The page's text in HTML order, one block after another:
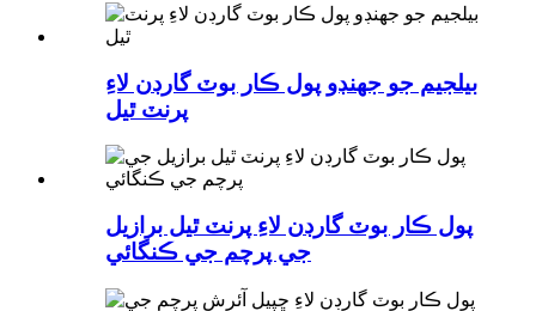
بيلجيم جو جهنڊو پول ڪار بوٽ گارڊن لاءِ
پرنٽ ٿيل
پول ڪار بوٽ گارڊن لاءِ پرنٽ ٿيل برازيل
جي پرچم جي ڪنگائي